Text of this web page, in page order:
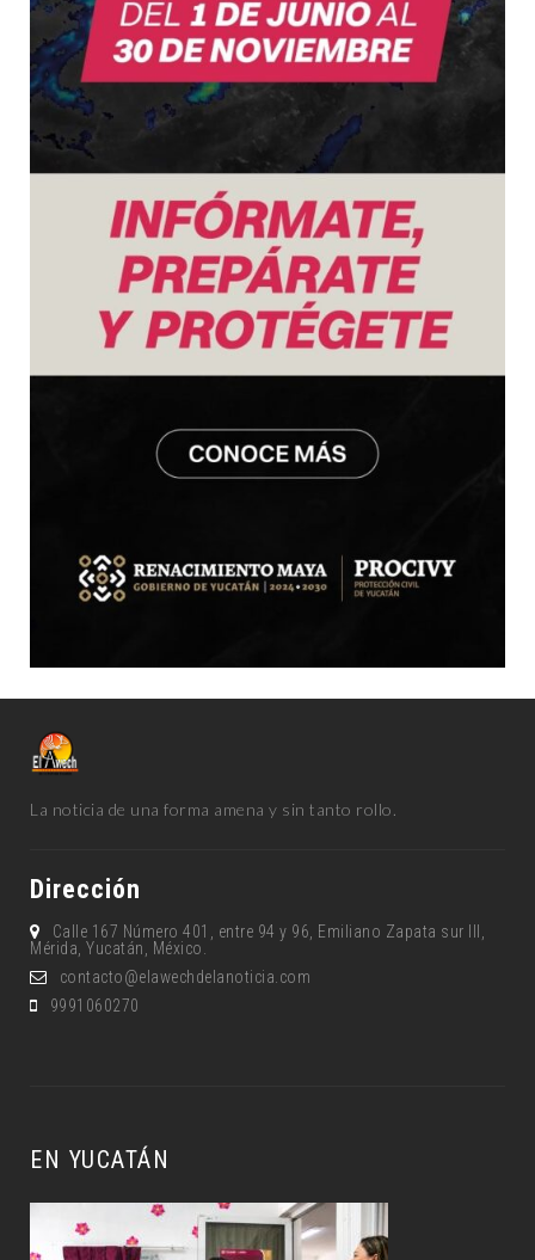
La noticia de una forma amena y sin tanto rollo.
Dirección
Calle 167 Número 401, entre 94 y 96, Emiliano Zapata sur lll,
Mérida, Yucatán, México.
contacto@elawechdelanoticia.com
9991060270
EN YUCATÁN